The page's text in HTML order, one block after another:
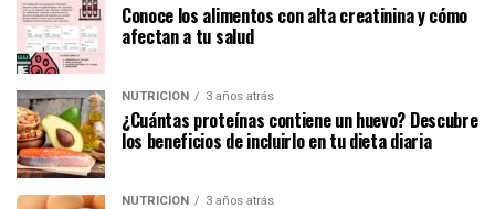
Conoce los alimentos con alta creatinina y cómo
afectan a tu salud
NUTRICIÓN 3 años atrás
¿Cuántas proteínas contiene un huevo? Descubre
los beneficios de incluirlo en tu dieta diaria
NUTRICIÓN 3 años atrás